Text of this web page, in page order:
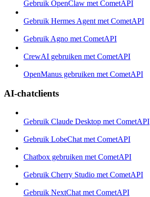
Gebruik OpenClaw met CometAPI
Gebruik Hermes Agent met CometAPI
Gebruik Agno met CometAPI
CrewAI gebruiken met CometAPI
OpenManus gebruiken met CometAPI
AI-chatclients
Gebruik Claude Desktop met CometAPI
Gebruik LobeChat met CometAPI
Chatbox gebruiken met CometAPI
Gebruik Cherry Studio met CometAPI
Gebruik NextChat met CometAPI